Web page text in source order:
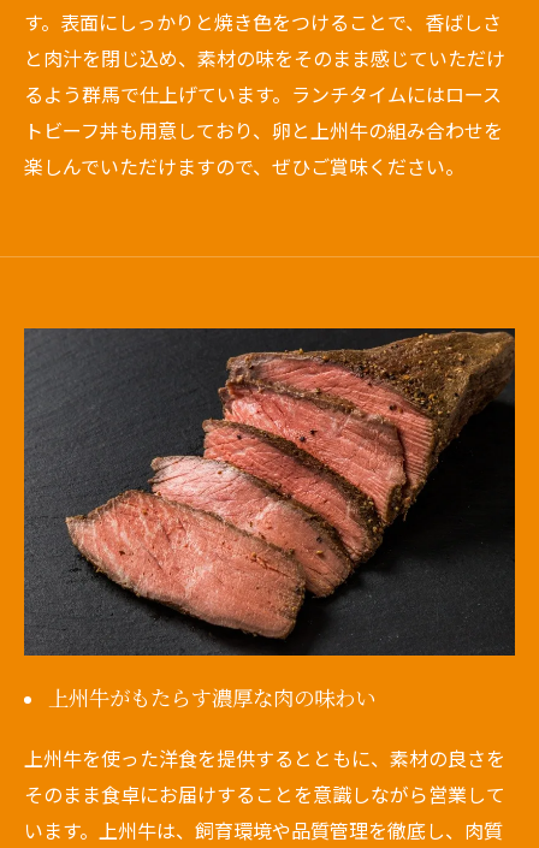
す。表面にしっかりと焼き色をつけることで、香ばしさ
と肉汁を閉じ込め、素材の味をそのまま感じていただけ
るよう群馬で仕上げています。ランチタイムにはロース
トビーフ丼も用意しており、卵と上州牛の組み合わせを
楽しんでいただけますので、ぜひご賞味ください。
上州牛がもたらす濃厚な肉の味わい
上州牛を使った洋食を提供するとともに、素材の良さを
そのまま食卓にお届けすることを意識しながら営業して
います。上州牛は、飼育環境や品質管理を徹底し、肉質